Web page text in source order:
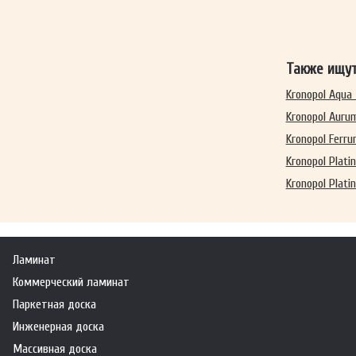
Также
Kronopol
Kronopol
Kronopol
Kronopol
Kronopol
Ламинат
Коммерческий ламинат
Паркетная доска
Инженерная доска
Массивная доска